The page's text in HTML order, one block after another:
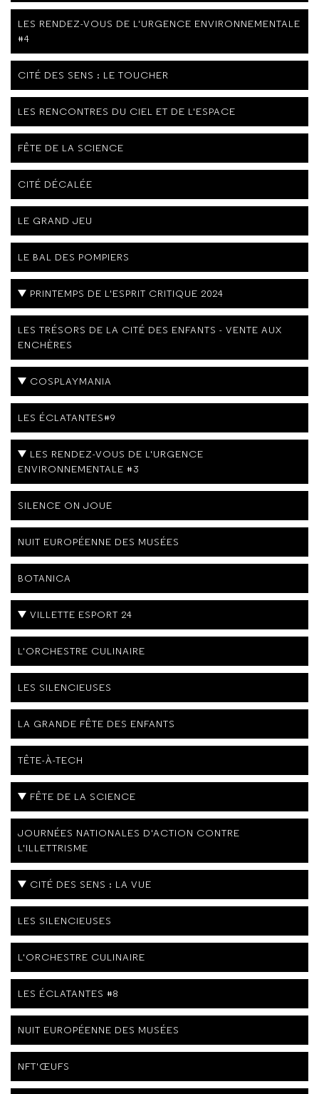
LES RENDEZ-VOUS DE L'URGENCE ENVIRONNEMENTALE
#4
CITÉ DES SENS : LE TOUCHER
LES RENCONTRES DU CIEL ET DE L'ESPACE
FÊTE DE LA SCIENCE
CITÉ DÉCALÉE
LE GRAND JEU
LE BAL DES POMPIERS
PRINTEMPS DE L'ESPRIT CRITIQUE 2024
LES TRÉSORS DE LA CITÉ DES ENFANTS - VENTE AUX
ENCHÈRES
COSPLAYMANIA
LES ÉCLATANTES#9
LES RENDEZ-VOUS DE L'URGENCE
ENVIRONNEMENTALE #3
SILENCE ON JOUE
NUIT EUROPÉENNE DES MUSÉES
BOTANICA
VILLETTE ESPORT 24
L'ORCHESTRE CULINAIRE
LES SILENCIEUSES
LA GRANDE FÊTE DES ENFANTS
TÊTE-À-TECH
FÊTE DE LA SCIENCE
JOURNÉES NATIONALES D'ACTION CONTRE
L'ILLETTRISME
CITÉ DES SENS : LA VUE
LES SILENCIEUSES
L'ORCHESTRE CULINAIRE
LES ÉCLATANTES #8
NUIT EUROPÉENNE DES MUSÉES
NFT'ŒUFS